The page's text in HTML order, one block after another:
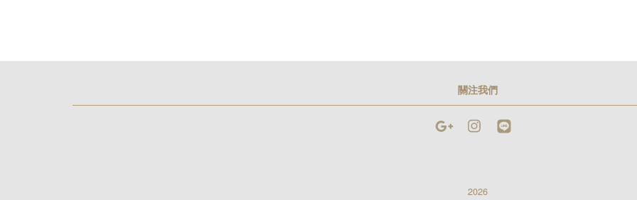
關注我們
Google Instagram
2026